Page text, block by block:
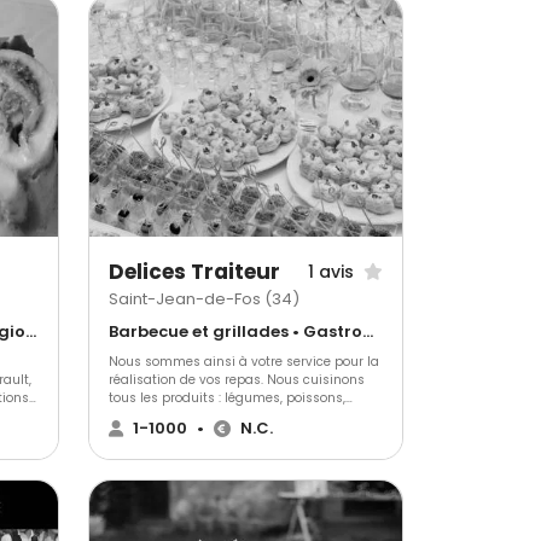
Gastronomique • Cuisine régionale • Français Traditionnel
:
Delices Traiteur 1 avis
Saint-Jean-de-Fos (34)
Barbecue et grillades • Gastronomique • Cuisine régionale
Nous sommes ainsi à votre service pour la
réalisation de vos repas. Nous cuisinons
tous les produits : légumes, poissons,
viandes? et fabriquons nous-mêmes notre
foie gras et nos desserts. Nous nous
canapés assortis, verrines diverses, tapas,
mignardises et tout type de pièces salées.
Pour les buffets, nous proposons plusieurs
1-1000 • N.C.